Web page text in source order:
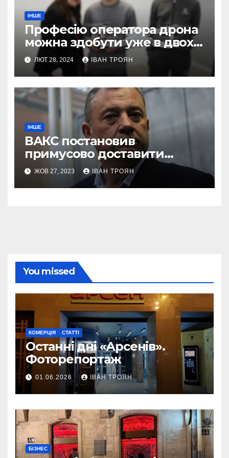
ІНШЕ
Професію оператора дрона
можна здобути уже в двох
профтехах Львівщини
ЛЮТ 28, 2024 ІВАН ТРОЯН
ІНШЕ
ВАКС постановив
примусово доставити
Дубневича до суду
ЖОВ 27, 2023 ІВАН ТРОЯН
You missed
КОМЕРЦІЯ СТАТТІ
Останні дні «Арсенів».
Фоторепортаж
01.06.2026 ІВАН ТРОЯН
БІЗНЕС